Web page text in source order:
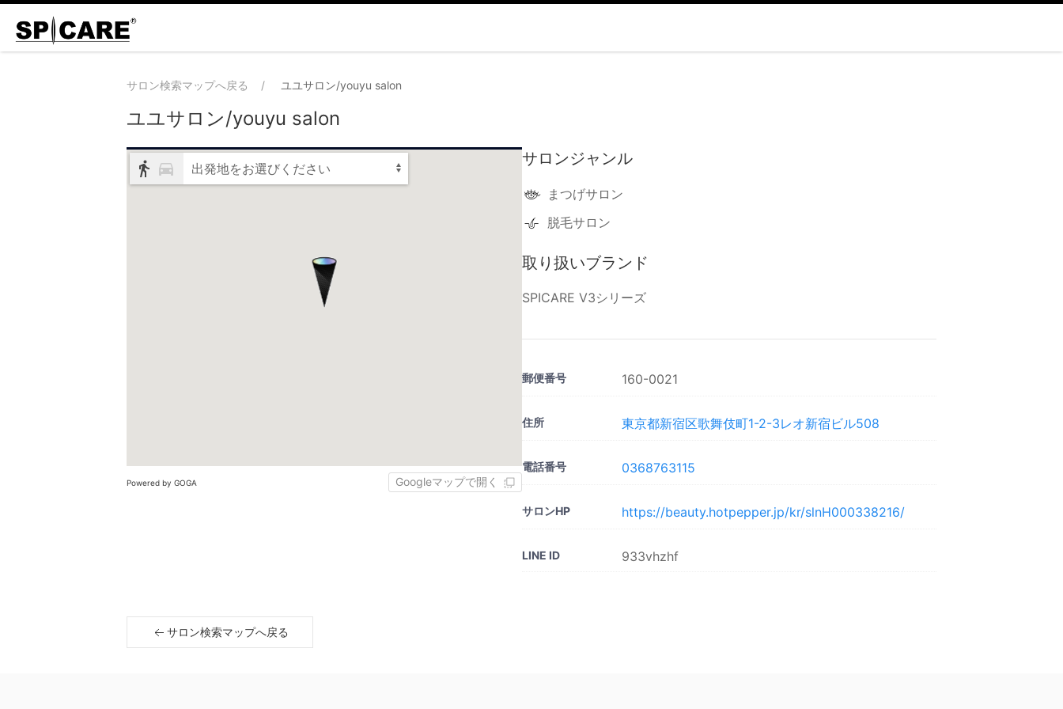
サロン検索マップへ戻る ユユサロン/youyu salon
ユユサロン/youyu salon
出発地をお選びください
Powered by GOGA Googleマップで開く
サロンジャンル
まつげサロン
脱毛サロン
取り扱いブランド
SPICARE V3シリーズ
郵便番号 160-0021
住所 東京都新宿区歌舞伎町1-2-3レオ新宿ビル508
電話番号 0368763115
サロンHP https://beauty.hotpepper.jp/kr/slnH000338216/
LINE ID 933vhzhf
サロン検索マップへ戻る